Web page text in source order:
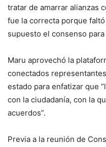
tratar de amarrar alianzas
fue la correcta porque
supuesto el consenso
Maru aprovechó la
conectados
estado para enfatizar que
con la ciudadanía, con la
acuerdos”.
Previa a la reunión de